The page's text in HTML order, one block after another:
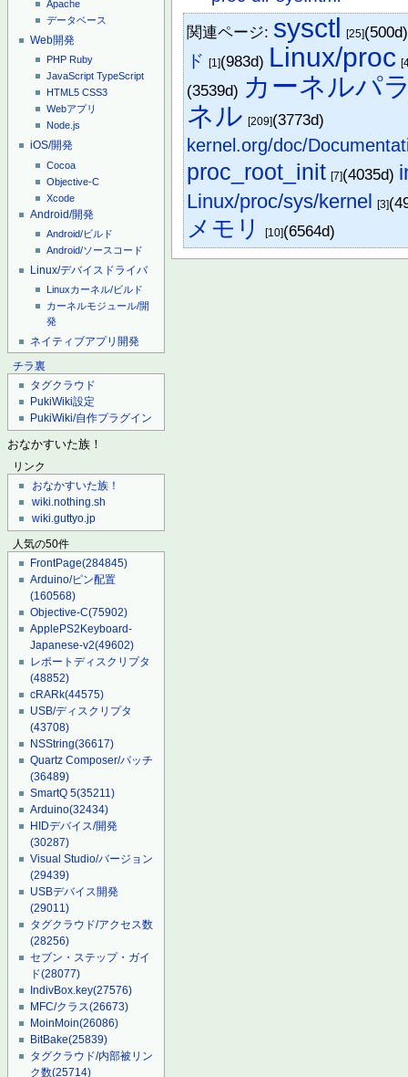
Apache
データベース
Web開発
PHP Ruby
JavaScript TypeScript
HTML5 CSS3
Webアプリ
Node.js
iOS/開発
Cocoa
Objective-C
Xcode
Android/開発
Android/ビルド
Android/ソースコード
Linux/デバイスドライバ
Linuxカーネル/ビルド
カーネルモジュール/開
発
ネイティブアプリ開発
チラ裏
タグクラウド
PukiWiki設定
PukiWiki/自作プラグイン
おなかすいた族！
リンク
おなかすいた族！
wiki.nothing.sh
wiki.guttyo.jp
人気の50件
FrontPage(284845)
Arduino/ピン配置
(160568)
Objective-C(75902)
ApplePS2Keyboard-
Japanese-v2(49602)
レポートディスクリプタ
(48852)
cRARk(44575)
USB/ディスクリプタ
(43708)
NSString(36617)
Quartz Composer/パッチ
(36489)
SmartQ 5(35211)
Arduino(32434)
HIDデバイス/開発
(30287)
Visual Studio/バージョン
(29439)
USBデバイス開発
(29011)
タグクラウド/アクセス数
(28256)
セブン・ステップ・ガイ
ド(28077)
IndivBox.key(27576)
MFC/クラス(26673)
MoinMoin(26086)
BitBake(25839)
タグクラウド/内部被リン
ク数(25714)
関連ページ: sysctl [25]
ド [1](983d) Linux/proc
(3539d) カーネルパ
ネル [209](3773d)
kernel.org/doc/
proc_root_init [7](4035d)
Linux/proc/sys/kernel [3]
メモリ [10](6564d)